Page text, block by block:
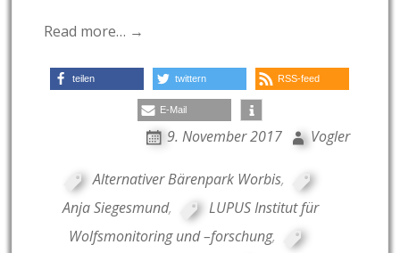
Read more… →
teilen twittern RSS-feed
E-Mail
9. November 2017 Vogler
Alternativer Bärenpark Worbis,
Anja Siegesmund,
LUPUS Institut für
Wolfsmonitoring und –forschung,